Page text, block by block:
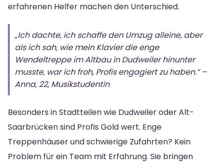
erfahrenen Helfer machen den Unterschied.
„Ich dachte, ich schaffe den Umzug alleine, aber
als ich sah, wie mein Klavier die enge
Wendeltreppe im Altbau in Dudweiler hinunter
musste, war ich froh, Profis engagiert zu haben.“ –
Anna, 22, Musikstudentin
Besonders in Stadtteilen wie Dudweiler oder Alt-
Saarbrücken sind Profis Gold wert. Enge
Treppenhäuser und schwierige Zufahrten? Kein
Problem für ein Team mit Erfahrung. Sie bringen